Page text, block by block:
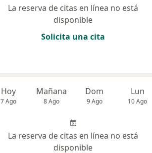
La reserva de citas en línea no está
disponible
Solicita una cita
Hoy
7 Ago
Mañana
8 Ago
Dom
9 Ago
Lun
10 Ago
La reserva de citas en línea no está
disponible